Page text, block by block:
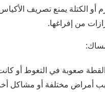
أو الكتلة يمنع تصريف
من إفراغها.
صعوبة في التغوط أو
أمراض مختلفة أو مشاكل